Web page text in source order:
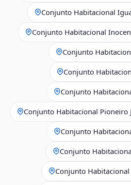
Conjunto Habitacional
Conjunto Habitacional
Conjunto
Conjunto
Conjunto
Conjunto Habitacional Pioneiro
Conjunto
Conjunto
Conjunto